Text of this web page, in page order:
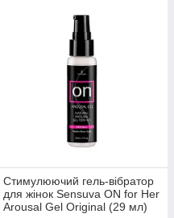
Стимулюючий гель-вібратор
для жінок Sensuva ON for Her
Arousal Gel Original (29 мл)